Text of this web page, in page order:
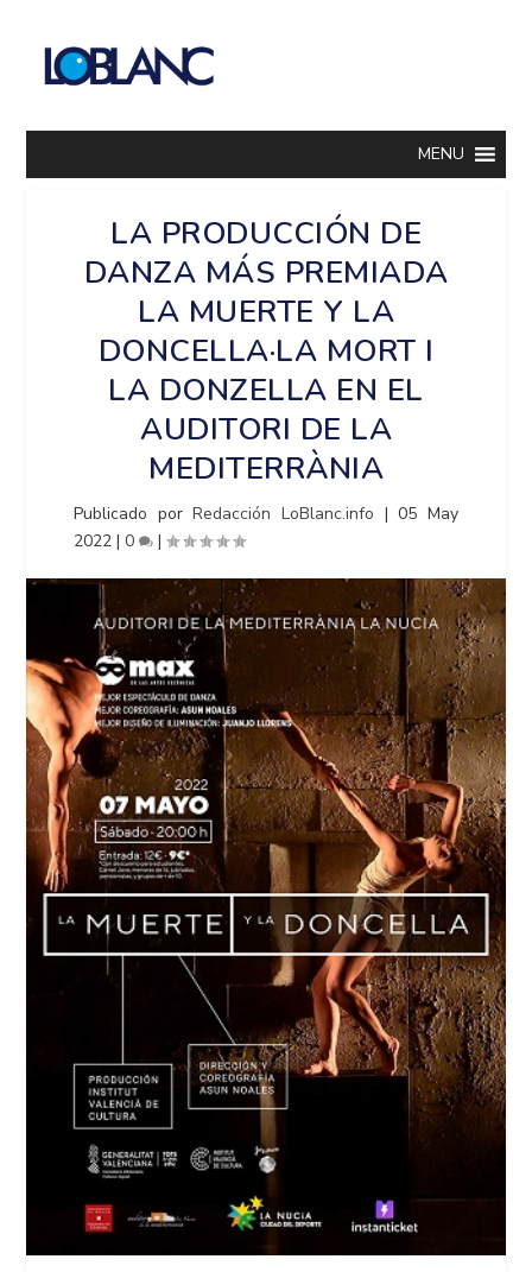
MENU
LA PRODUCCIÓN DE
DANZA MÁS PREMIADA
LA MUERTE Y LA
DONCELLA·LA MORT I
LA DONZELLA EN EL
AUDITORI DE LA
MEDITERRÀNIA
Publicado porRedacción LoBlanc.info |05 May
2022 |0 |